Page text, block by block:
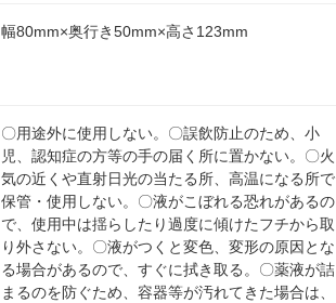
幅80mm×奥行き50mm×高さ123mm
〇用途外に使用しない。〇誤飲防止のため、小
児、認知症の方等の手の届く所に置かない。〇火
気の近くや直射日光の当たる所、高温になる所で
保管・使用しない。〇液がこぼれる恐れがあるの
で、使用中は揺らしたり過度に傾けたフチから取
り外さない。〇液がつくと変色、変形の原因とな
る場合があるので、すぐに拭き取る。〇薬液が詰
まるのを防ぐため、容器等が汚れてきた場合は、